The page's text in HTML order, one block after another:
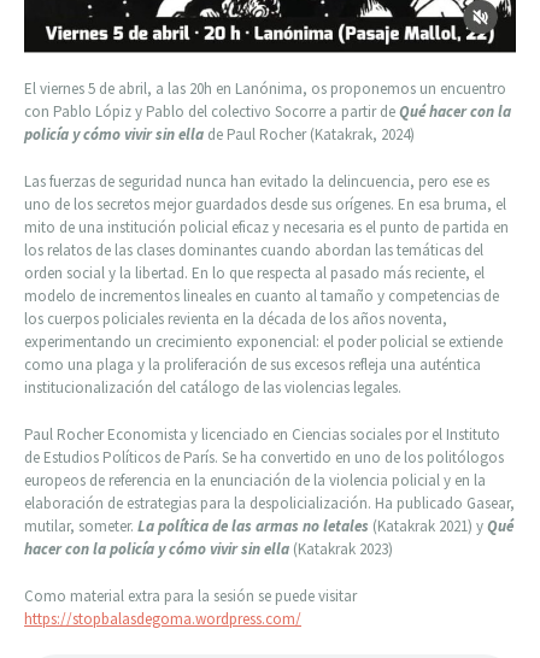
El viernes 5 de abril, a las 20h en Lanónima, os proponemos un encuentro
con Pablo Lópiz y Pablo del colectivo Socorre a partir deQué hacer con la
policía y cómo vivir sin ella de Paul Rocher (Katakrak, 2024)
Las fuerzas de seguridad nunca han evitado la delincuencia, pero ese es
uno de los secretos mejor guardados desde sus orígenes. En esa bruma, el
mito de una institución policial eficaz y necesaria es el punto de partida en
los relatos de las clases dominantes cuando abordan las temáticas del
orden social y la libertad. En lo que respecta al pasado más reciente, el
modelo de incrementos lineales en cuanto al tamaño y competencias de
los cuerpos policiales revienta en la década de los años noventa,
experimentando un crecimiento exponencial: el poder policial se extiende
como una plaga y la proliferación de sus excesos refleja una auténtica
institucionalización del catálogo de las violencias legales.
Paul Rocher Economista y licenciado en Ciencias sociales por el Instituto
de Estudios Políticos de París. Se ha convertido en uno de los politólogos
europeos de referencia en la enunciación de la violencia policial y en la
elaboración de estrategias para la despolicialización. Ha publicado Gasear,
mutilar, someter. La política de las armas no letales (Katakrak 2021) yQué
hacer con la policía y cómo vivir sin ella (Katakrak 2023)
Como material extra para la sesión se puede visitar
https://stopbalasdegoma.wordpress.com/